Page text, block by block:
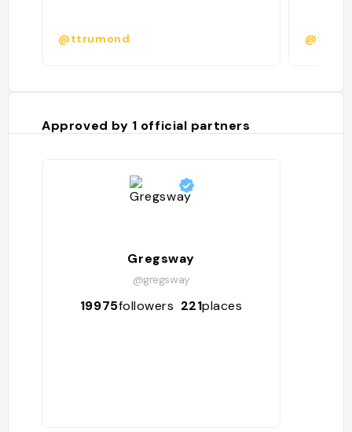
@ttrumond
Approved by 1 official partners
Gregsway
@gregsway
19975followers 221places